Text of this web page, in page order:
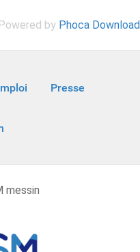
Powered by Phoca Download
Presse
messin